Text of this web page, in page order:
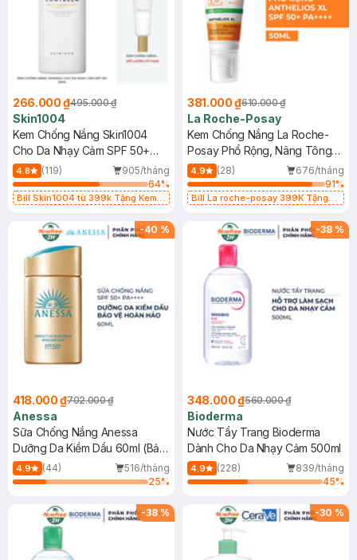
266.000 ₫495.000 ₫
Skin1004
Kem Chống Nắng Skin1004
Cho Da Nhạy Cảm SPF 50+
50ml
4.8 (119)
905/tháng
64%
Bill Skin1004 từ 399k Tặng Kem
SPF 50+ 20ml (SL Có Hạn)
381.000 ₫610.000 ₫
La Roche-Posay
Kem Chống Nắng La Roche-
Posay Phổ Rộng, Nâng Tông
Kiềm Dầu 50ml
4.9 (28)
676/tháng
91%
Bill La roche-posay 399K Tặng
(SL có hạn)
-40 %
418.000 ₫702.000 ₫
Anessa
Sữa Chống Nắng Anessa
Dưỡng Da Kiềm Dầu 60ml (Bản
Mới)
4.9 (44)
516/tháng
25%
-38 %
348.000 ₫560.000 ₫
Bioderma
Nước Tẩy Trang Bioderma
Dành Cho Da Nhạy Cảm 500ml
4.9 (228)
839/tháng
45%
-38 % -30 %